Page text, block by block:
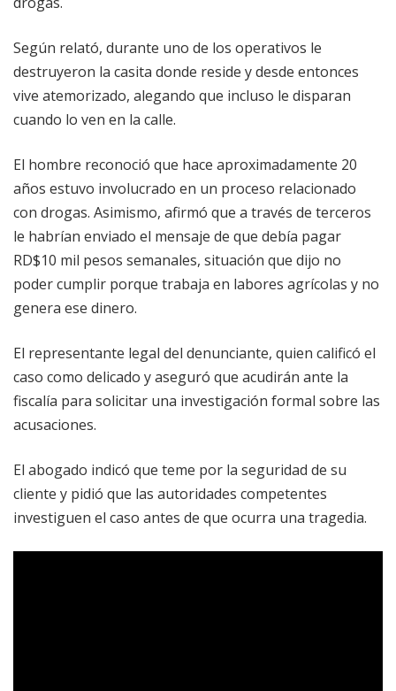
Según relató, durante uno de los operativos le
destruyeron la casita donde reside y desde entonces
vive atemorizado, alegando que incluso le disparan
cuando lo ven en la calle.
El hombre reconoció que hace aproximadamente 20
años estuvo involucrado en un proceso relacionado
con drogas. Asimismo, afirmó que a través de terceros
le habrían enviado el mensaje de que debía pagar
RD$10 mil pesos semanales, situación que dijo no
poder cumplir porque trabaja en labores agrícolas y no
genera ese dinero.
El representante legal del denunciante, quien calificó el
caso como delicado y aseguró que acudirán ante la
fiscalía para solicitar una investigación formal sobre las
acusaciones.
El abogado indicó que teme por la seguridad de su
cliente y pidió que las autoridades competentes
investiguen el caso antes de que ocurra una tragedia.